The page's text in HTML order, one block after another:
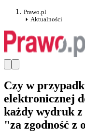
Prawo.pl
Aktualności
Czy w
elektronicznej
każdy wydruk z
"za zgodność z